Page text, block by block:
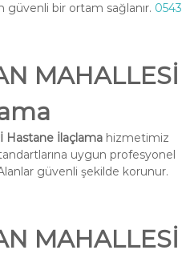
güvenli bir ortam sağlanır. 0543
MAHALLESİ
Hastane İlaçlamahizmetimiz
uygun profesyonel
güvenli şekilde korunur.
MAHALLESİ